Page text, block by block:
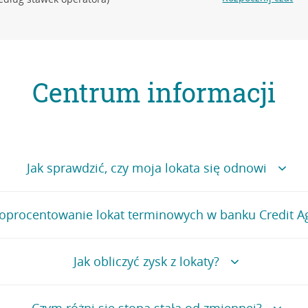
Centrum informacji
Jak sprawdzić, czy moja lokata się odnowi
się do aplikacji CA24 Mobilelokat terminowych w banku Credit
lokat znajduje się na stronie Oprocentowanie
Jak obliczyć zysk z lokaty?
należy pomnożyć kwotę lokaty przez stawkę oprocentowania